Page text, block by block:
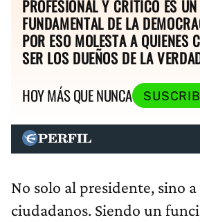
PROFESIONAL Y CRÍTICO ES
FUNDAMENTAL DE LA
POR ESO MOLESTA A QUIENES
SER LOS DUEÑOS DE LA
HOY MÁS QUE NUNCA
No solo al presidente, sino
ciudadanos. Siendo un